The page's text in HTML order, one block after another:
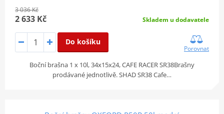
3 036 Kč
2 633 Kč Skladem u dodavatele
Do košíku
Porovnat
Boční brašna 1 x 10l, 34x15x24, CAFE RACER SR38Brašny
prodávané jednotlivě. SHAD SR38 Cafe…